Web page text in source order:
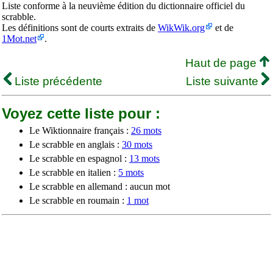
Liste conforme à la neuvième édition du dictionnaire officiel du
scrabble.
Les définitions sont de courts extraits de WikWik.org
et de
1Mot.net
.
Haut de page
Liste précédente
Liste suivante
Voyez cette liste pour :
Le Wiktionnaire français : 26 mots
Le scrabble en anglais : 30 mots
Le scrabble en espagnol : 13 mots
Le scrabble en italien : 5 mots
Le scrabble en allemand : aucun mot
Le scrabble en roumain : 1 mot